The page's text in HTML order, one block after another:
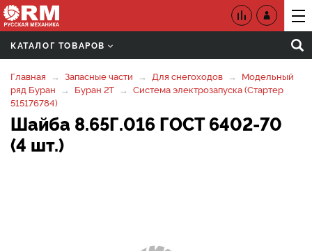
КАТАЛОГ ТОВАРОВ
Главная Запасные части Для снегоходов
Модельный
ряд Буран
Буран 2Т
Система электрозапуска (Стартер
515176784)
Шайба 8.65Г.016 ГОСТ 6402-70
(4 шт.)